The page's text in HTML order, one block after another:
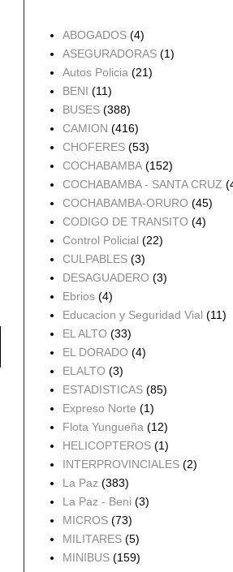
ABOGADOS (4)
ASEGURADORAS (1)
Autos Policia (21)
BENI (11)
BUSES (388)
CAMION (416)
CHOFERES (53)
COCHABAMBA (152)
COCHABAMBA - SANTA CRUZ
COCHABAMBA-ORURO (45)
CODIGO DE TRANSITO (4)
Control Policial (22)
CULPABLES (3)
DESAGUADERO (3)
Ebrios (4)
Educacion y Seguridad Vial (11)
EL ALTO (33)
EL DORADO (4)
ELALTO (3)
ESTADISTICAS (85)
Expreso Norte (1)
Flota Yungueña (12)
HELICOPTEROS (1)
INTERPROVINCIALES (2)
La Paz (383)
La Paz - Beni (3)
MICROS (73)
MILITARES (5)
MINIBUS (159)